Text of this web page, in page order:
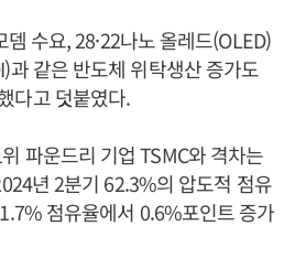
뎀 수요, 28·22나노 올레드(OLED)
과 같은 반도체 위탁생산 증가도
다고 덧붙였다.
파운드리 기업 TSMC와 격차는
년 2분기 62.3%의 압도적 점유
점유율에서 0.6%포인트 증가